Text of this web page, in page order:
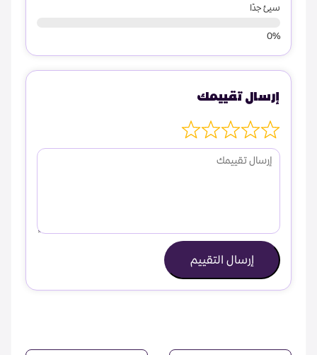
سيئ جدًا
إرسال تقييمك
إرسال التقييم